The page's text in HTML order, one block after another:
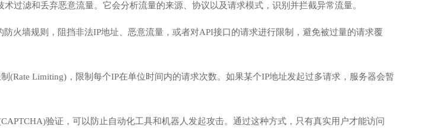
术过滤和丢弃恶意流量。它会分析流量的来源、协议以及请求模式，识别并拦截异常流量。
防火墙规则，阻挡非法IP地址、恶意流量，或者对API接口的请求进行限制，避免被过量的请求覆
(Rate Limiting)，限制每个IP在单位时间内的请求次数。如果某个IP地址发起过多请求，服务器会暂
验证，可以防止自动化工具和机器人发起攻击。通过这种方式，只有真实用户才能访问